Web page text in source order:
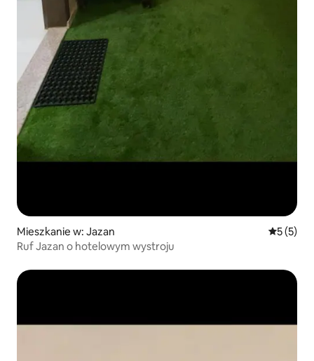
Mieszkanie w: Jazan Średnia
5 (5)
Ruf Jazan o hotelowym wystroju